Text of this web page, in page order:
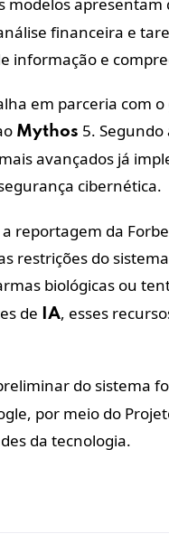
financeira e
informação e
em parceria com o
Mythos 5.
avançados já
cibernética.
reportagem da
restrições do
biológicas ou
de IA, esses
do sistema
por meio do
da tecnologia.